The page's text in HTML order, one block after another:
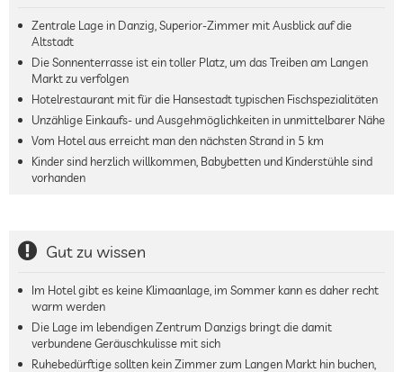
Zentrale Lage in Danzig, Superior-Zimmer mit Ausblick auf die
Altstadt
Die Sonnenterrasse ist ein toller Platz, um das Treiben am Langen
Markt zu verfolgen
Hotelrestaurant mit für die Hansestadt typischen Fischspezialitäten
Unzählige Einkaufs- und Ausgehmöglichkeiten in unmittelbarer Nähe
Vom Hotel aus erreicht man den nächsten Strand in 5 km
Kinder sind herzlich willkommen, Babybetten und Kinderstühle sind
vorhanden
Gut zu wissen
Im Hotel gibt es keine Klimaanlage, im Sommer kann es daher recht
warm werden
Die Lage im lebendigen Zentrum Danzigs bringt die damit
verbundene Geräuschkulisse mit sich
Ruhebedürftige sollten kein Zimmer zum Langen Markt hin buchen,